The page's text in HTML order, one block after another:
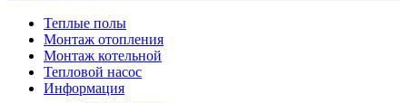
Теплые полы
Монтаж отопления
Монтаж котельной
Тепловой насос
Информация